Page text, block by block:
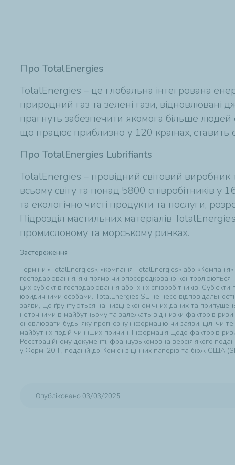
Про TotalEnergies
TotalEnergies – це глобальна інтегрована
природний газ та зелені гази, відновлювані
прагнуть забезпечити якомога більше
що працює приблизно у 120 країнах, ставить
Про TotalEnergies Lubrifiants
TotalEnergies – провідний світовий
всьому світу та понад 5800 співробітників
та екологічно чисті продукти та послуги,
Підрозділ мастильних матеріалів
промисловому та морському ринках.
Застереження
Терміни «TotalEnergies», «компанія TotalEnergies» або
господарювання, які прямо чи опосередковано
цих суб’єктів господарювання або їхніх співробітників.
юридичними особами. TotalEnergies SE не несе
заяви, що ґрунтуються на низці економічних даних та
неточними в майбутньому та залежать від низки факторів
оновлювати будь-яку прогнозну інформацію чи заяви, цілі чи
майбутніх подій чи інших причин. Інформація щодо факторів
Реєстраційному документі, французькомовна версія якого
у Формі 20-F, поданій до Комісії з цінних паперів та бірж США
Опубліковано 03/03/2025